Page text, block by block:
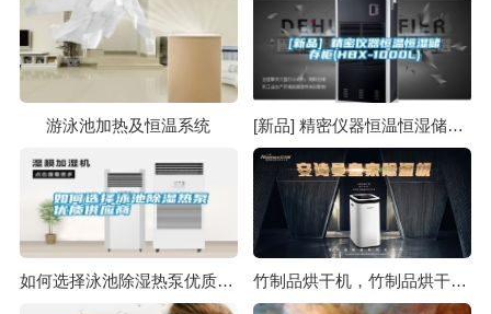
游泳池加热及恒温系统 [新品] 精密仪器恒温恒湿储存柜(HBX-1000L)
如何选择泳池除湿热泵优质供应商 竹制品烘干机，竹制品烘干除湿一体机